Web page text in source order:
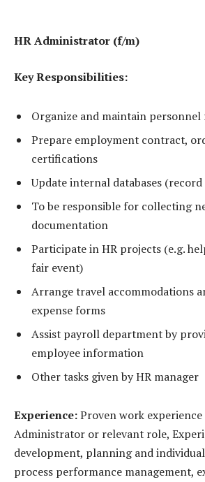
HR Administrator (f/m)
Key Responsibilities:
Organize and maintain personnel
Prepare employment contract,
certifications
Update internal databases (record
To be responsible for collecting
documentation
Participate in HR projects (e.g.
fair event)
Arrange travel accommodations
expense forms
Assist payroll department by
employee information
Other tasks given by HR manager
Experience:Proven work experience
Administrator or relevant role,
development, planning and
process performance management,